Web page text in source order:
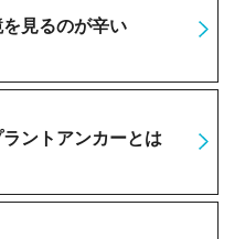
見るのが辛い
ントアンカーとは